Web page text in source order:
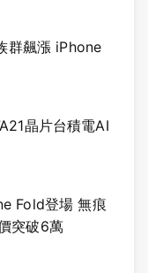
群飆漲 iPhone
晶片台積電AI
Fold登場 無痕
突破6萬